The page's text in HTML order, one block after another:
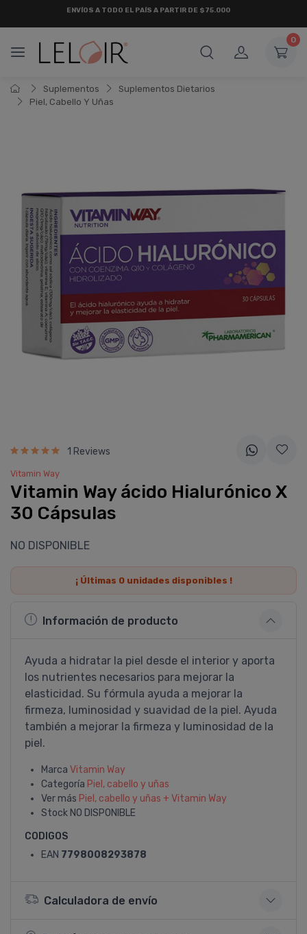
0
Suplementos
Suplementos Dietarios
Piel, Cabello Y Uñas
1 Reviews
Vitamin Way
Vitamin Way ácido Hialurónico X
30 Cápsulas
NO DISPONIBLE
¡ Últimas 0unidades disponibles !
Información de producto
Ayuda a hidratar la piel desde el interior y aporta
los nutrientes necesarios para mejorar la
elasticidad. Su fórmula ayuda a mejorar la
firmeza, luminosidad y suavidad de la piel. Ayuda
también a mejorar la firmeza y luminosidad de la
piel.
Marca Vitamin Way
Categoría Piel, cabello y uñas
Ver más Piel, cabello y uñas + Vitamin Way
Stock NO DISPONIBLE
CODIGOS
EAN 7798008293878
Calculadora de envío